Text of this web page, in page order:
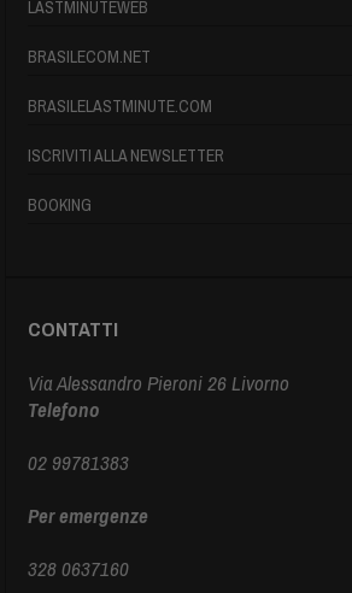
LASTMINUTEWEB
BRASILECOM.NET
BRASILELASTMINUTE.COM
ISCRIVITI ALLA NEWSLETTER
BOOKING
CONTATTI
Via Alessandro Pieroni 26 Livorno
Telefono
02 99781383
Per emergenze
328 0637160